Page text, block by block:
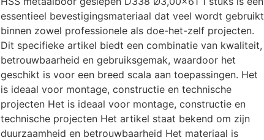
essentieel bevestigingsmateriaal dat veel wordt gebruikt
binnen zowel professionele als doe-het-zelf projecten.
Dit specifieke artikel biedt een combinatie van kwaliteit,
betrouwbaarheid en gebruiksgemak, waardoor het
geschikt is voor een breed scala aan toepassingen. Het
is ideaal voor montage, constructie en technische
projecten Het is ideaal voor montage, constructie en
technische projecten Het artikel staat bekend om zijn
duurzaamheid en betrouwbaarheid Het materiaal is